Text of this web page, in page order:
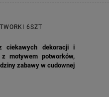
6SZT
ciekawych dekoracji i
motywem potworków,
zabawy w cudownej